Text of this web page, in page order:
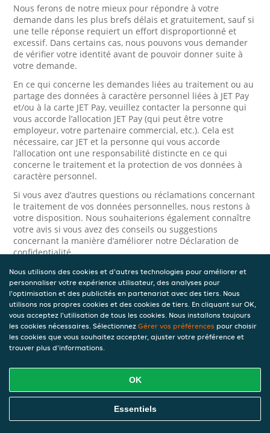
Nous ferons de notre mieux pour répondre à votre
demande dans les plus brefs délais et gratuitement, sauf si
une telle réponse requiert un effort disproportionné et
excessif. Dans certains cas, nous pouvons vous demander
de vérifier votre identité avant de pouvoir donner suite à
votre demande.
En ce qui concerne les demandes liées au traitement ou au
partage des données à caractère personnel liées à JET Pay
et/ou à la carte JET Pay, veuillez contacter la personne qui
vous accorde l’allocation JET Pay (qui peut être votre
employeur, votre partenaire commercial, etc.). Cela est
nécessaire, car JET et la personne qui vous accorde
l’allocation ont une responsabilité distincte en ce qui
concerne le traitement et la protection de vos données à
caractère personnel.
Si vous avez d’autres questions ou réclamations concernant
le traitement de vos données personnelles, nous restons à
votre disposition. Nous souhaiterions également connaître
votre avis si vous avez des conseils ou suggestions
concernant la manière d’améliorer notre Déclaration de
confidentialité.
Sécurité
JET prend la protection des données à caractère personnel
très au sérieux. Ainsi, nous prenons les mesures
appropriées pour protéger vos données à caractère
personnel contre l’usage abusif, la perte, l’accès non
autorisé, la divulgation non désirée et la modification non
données à caractère personnel ne sont pas correctement
protégées ou si vous suspectez un usage abusif, veuillez
nous contacter via leformulaire de confidentialité.
Comment nous contacter
Nous utilisons des cookies et d'autres technologies pour améliorer et
personnaliser votre expérience utilisateur, des analyses pour
l'optimisation et des publicités en partenariat avec des tiers. Nous
utilisons nos propres cookies et des cookies de tiers. En cliquant sur OK,
vous acceptez l'utilisation de tous les cookies. Nous installons toujours
les cookies nécessaires. Sélectionnez Gérer vos préférences pour choisir
les cookies que vous souhaitez accepter, ajuster votre préférence et
trouver plus d'informations.
OK
Essentiels